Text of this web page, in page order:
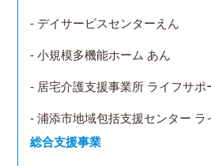
- デイサービスセンターえん
- 小規模多機能ホーム あん
- 居宅介護支援事業所 ライフサポ
- 浦添市地域包括支援センター ラ
総合支援事業